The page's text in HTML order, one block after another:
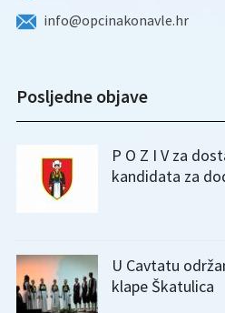
info@opcinakonavle.hr
Posljedne objave
P O Z I V za
kandidata za
U Cavtatu
klape Škatulica